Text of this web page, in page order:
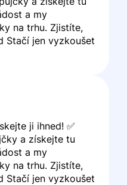
a my
na trhu. Zjistíte,
Stačí jen vyzkoušet
ji ihned! ✅
a získejte tu
a my
na trhu. Zjistíte,
Stačí jen vyzkoušet